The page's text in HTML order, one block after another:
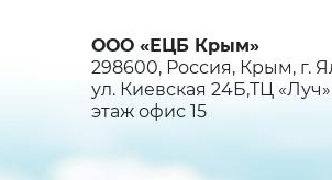
ООО «ЕЦБ Крым»
298600, Россия, Крым, г.
ул. Киевская 24Б,ТЦ
этаж офис 15